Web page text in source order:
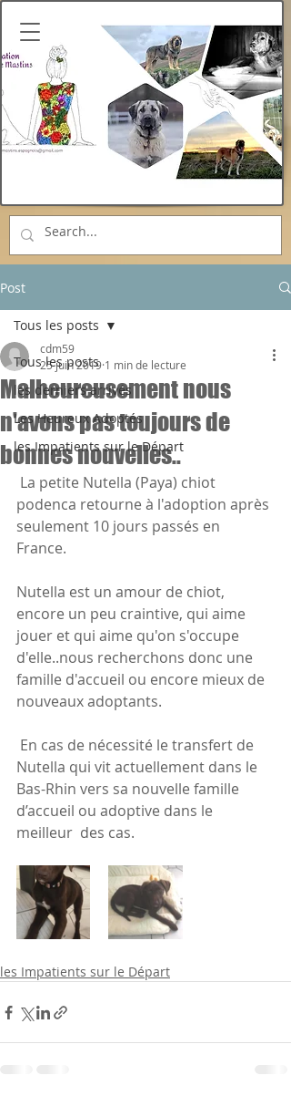
Post
Tous les posts
les derniers arrivés
Les Heureux Adoptés
les Impatients sur le Départ
Tous les posts
Malheureusement nous
n'avons pas toujours de
bonnes nouvelles..
cdm59
25 juin 2019 1 min de lecture
podenca retourne à l'adoption après
seulement 10 jours passés en
France.
Nutella est un amour de chiot,
encore un peu craintive, qui aime
jouer et qui aime qu'on s'occupe
d'elle..nous recherchons donc une
famille d'accueil ou encore mieux de
nouveaux adoptants.
Nutella qui vit actuellement dans le
Bas-Rhin vers sa nouvelle famille
d’accueil ou adoptive dans le
meilleur  des cas.
les Impatients sur le Départ